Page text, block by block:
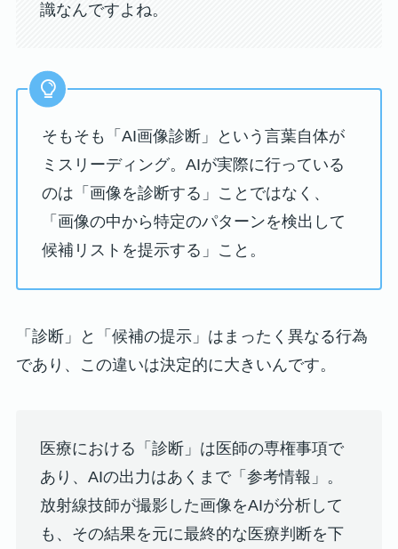
識なんですよね。
そもそも「AI画像診断」という言葉自体が
ミスリーディング。AIが実際に行っている
のは「画像を診断する」ことではなく、
「画像の中から特定のパターンを検出して
候補リストを提示する」こと。
「診断」と「候補の提示」はまったく異なる行為
であり、この違いは決定的に大きいんです。
医療における「診断」は医師の専権事項で
あり、AIの出力はあくまで「参考情報」。
放射線技師が撮影した画像をAIが分析して
も、その結果を元に最終的な医療判断を下